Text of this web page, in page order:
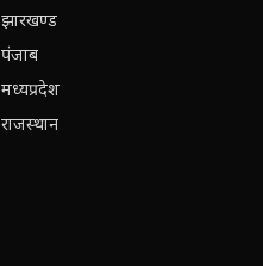
झारखण्ड
पंजाब
मध्यप्रदेश
राजस्थान